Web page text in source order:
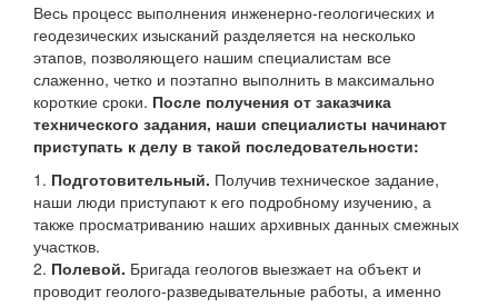
Весь процесс выполнения инженерно-геологических и
геодезических изысканий разделяется на несколько
этапов, позволяющего нашим специалистам все
слаженно, четко и поэтапно выполнить в максимально
короткие сроки. После получения от заказчика
технического задания, наши специалисты начинают
приступать к делу в такой последовательности:
1. Подготовительный. Получив техническое задание,
наши люди приступают к его подробному изучению, а
также просматриванию наших архивных данных смежных
участков.
2. Полевой. Бригада геологов выезжает на объект и
проводит геолого-разведывательные работы, а именно